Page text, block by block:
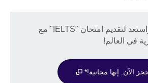
احجز مكانك الآن واستعد لتقديم امتحان "IELTS" مع
في العالم!
الآن. إنها مجانية!*